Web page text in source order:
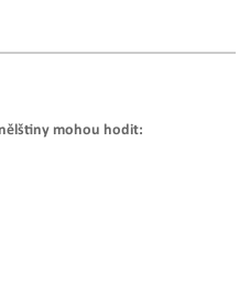
mohou hodit: